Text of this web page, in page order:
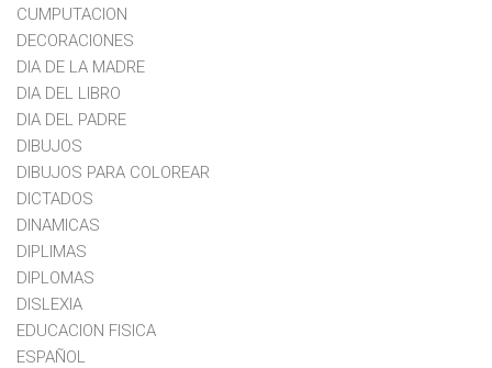
CUMPUTACION
DECORACIONES
DIA DE LA MADRE
DIA DEL LIBRO
DIA DEL PADRE
DIBUJOS
DIBUJOS PARA COLOREAR
DICTADOS
DINAMICAS
DIPLIMAS
DIPLOMAS
DISLEXIA
EDUCACION FISICA
ESPAÑOL